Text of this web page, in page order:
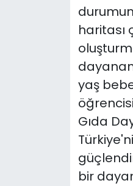
haritası
yaş
Gıda
bir